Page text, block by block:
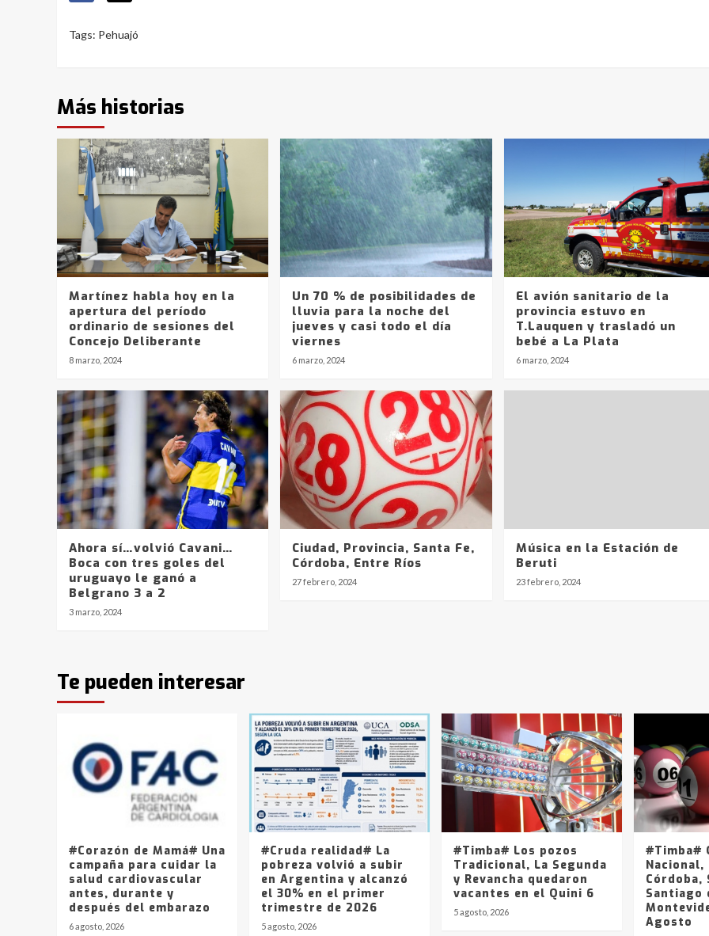
Tags: Pehuajó
Más historias
Martínez habla hoy en la
apertura del período
ordinario de sesiones del
Concejo Deliberante
8 marzo, 2024
Un 70 % de posibilidades de
lluvia para la noche del
jueves y casi todo el día
viernes
6 marzo, 2024
El avión sanitario de la
provincia estuvo en
T.Lauquen y trasladó un
bebé a La Plata
6 marzo, 2024
Ahora sí…volvió Cavani…
Boca con tres goles del
uruguayo le ganó a
Belgrano 3 a 2
3 marzo, 2024
Ciudad, Provincia, Santa Fe,
Córdoba, Entre Ríos
27 febrero, 2024
Música en la Estación de
Beruti
23 febrero, 2024
Te pueden interesar
#Corazón de Mamá# Una
campaña para cuidar la
salud cardiovascular
antes, durante y
después del embarazo
6 agosto, 2026
#Cruda realidad# La
pobreza volvió a subir
en Argentina y alcanzó
el 30% en el primer
trimestre de 2026
5 agosto, 2026
#Timba# Los pozos
Tradicional, La Segunda
y Revancha quedaron
vacantes en el Quini 6
5 agosto, 2026
#Timba#
Nacional,
Córdoba,
Santiago
Agosto